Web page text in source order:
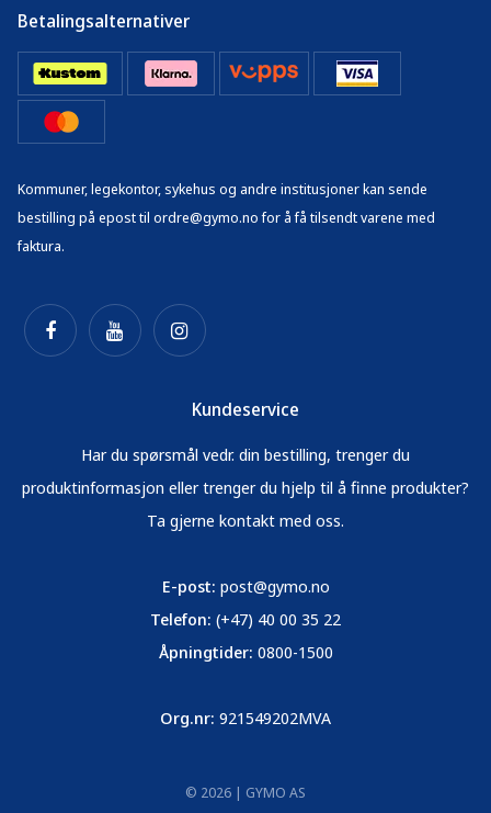
Betalingsalternativer
Kommuner, legekontor, sykehus og andre institusjoner kan sende
bestilling på epost til ordre@gymo.no for å få tilsendt varene med
faktura.
Kundeservice
Har du spørsmål vedr. din bestilling, trenger du
produktinformasjon eller trenger du hjelp til å finne produkter?
Ta gjerne kontakt med oss.
E-post: post@gymo.no
Telefon: (+47) 40 00 35 22
Åpningtider: 0800-1500
Org.nr: 921549202MVA
© 2026 | GYMO AS